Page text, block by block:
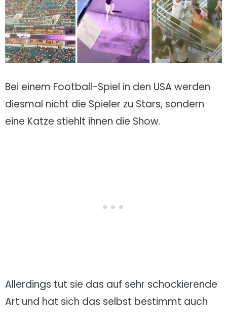
Bei einem Football-Spiel in den USA werden
diesmal nicht die Spieler zu Stars, sondern
eine Katze stiehlt ihnen die Show.
Allerdings tut sie das auf sehr schockierende
Art und hat sich das selbst bestimmt auch